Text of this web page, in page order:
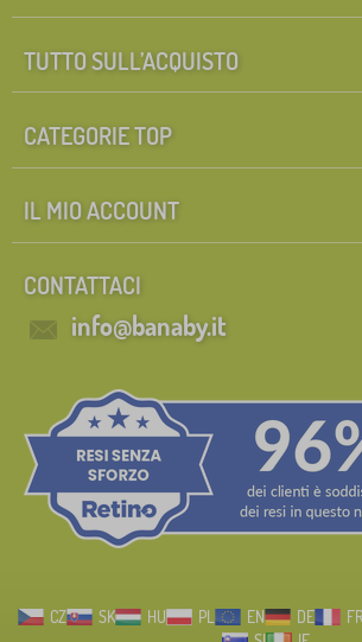
TUTTO SULL’ACQUISTO
CATEGORIE TOP
IL MIO ACCOUNT
CONTATTACI
info@banaby.it
CZ SK HU PL EN DE FR